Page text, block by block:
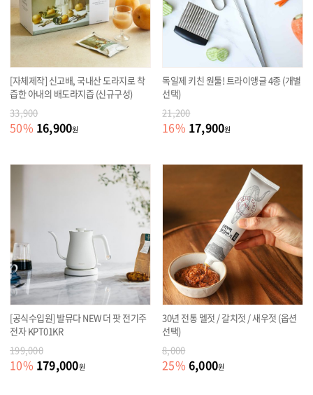
[자체제작] 신고배, 국내산 도라지로 착
즙한 아내의 배도라지즙 (신규구성)
33,900
50% 16,900원
독일제 키친 원툴! 트라이앵글 4종 (개별
선택)
21,200
16% 17,900원
[공식수입원] 발뮤다 NEW 더 팟 전기주
전자 KPT01KR
199,000
10% 179,000원
30년 전통 멜젓 / 갈치젓 / 새우젓 (옵션
선택)
8,000
25% 6,000원